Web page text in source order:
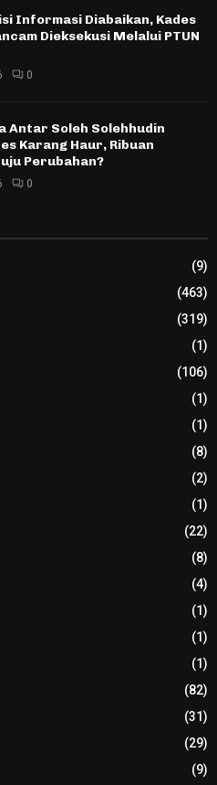
Informasi Diabaikan, Kades
Dieksekusi Melalui PTUN
0
Antar Soleh Solehhudin
Karang Haur, Ribuan
Perubahan?
0
(9)
(463)
(319)
(1)
(106)
(1)
(1)
(8)
(2)
(1)
(22)
(8)
(4)
(1)
(1)
(1)
(82)
(31)
(29)
(9)